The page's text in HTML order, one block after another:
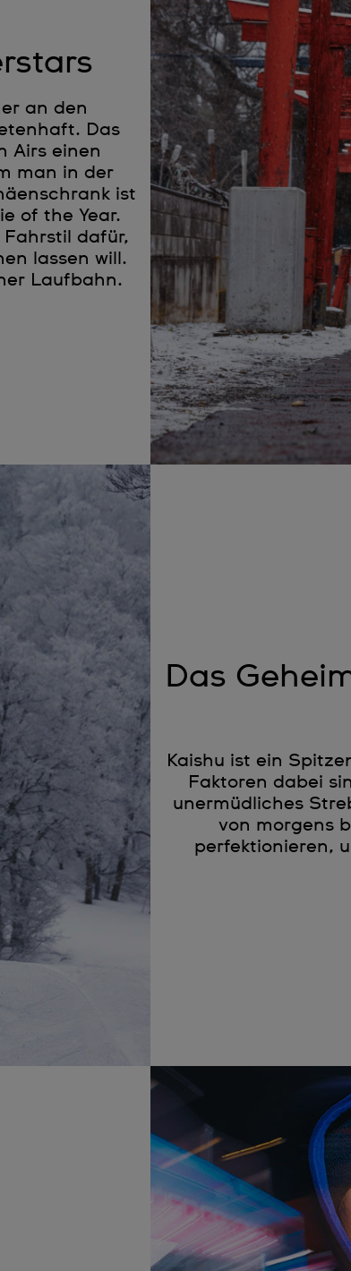
an den
Das
Airs einen
man in der
ist
of the Year.
dafür,
lassen will.
Laufbahn.
Das
Kaishu ist ein
Faktoren dabei
unermüdliches
von morgens
perfektionieren,